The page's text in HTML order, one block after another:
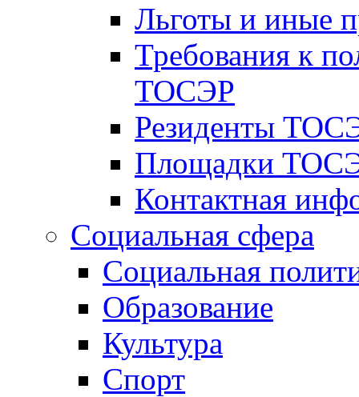
Льготы и иные
Требования к
ТОСЭР
Резиденты
Площадки
Контактная
Социальная сфера
Социальная
Образование
Культура
Спорт